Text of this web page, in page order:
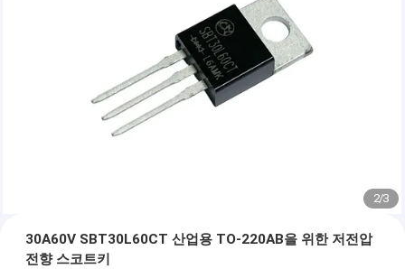
2/3
30A60V SBT30L60CT 산업용 TO-220AB을 위한 저전압
전향 스코트키